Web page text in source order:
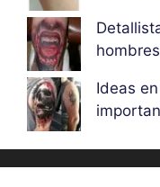
Ideas